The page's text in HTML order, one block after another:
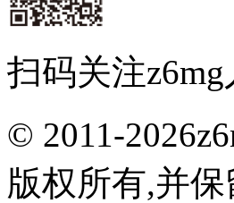
扫码关注
© 2011-
版权所有,并